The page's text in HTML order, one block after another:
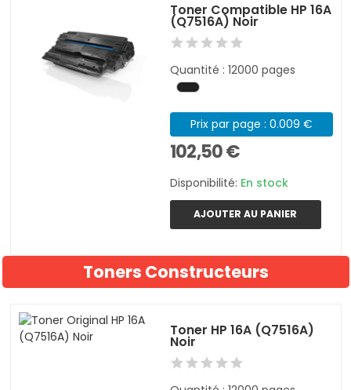
Toner Compatible HP 16A
(Q7516A) Noir
Quantité : 12000 pages
Prix par page : 0.009 €
102,50 €
Disponibilité: En stock
AJOUTER AU PANIER
Toners Constructeurs
Toner HP 16A (Q7516A)
Noir